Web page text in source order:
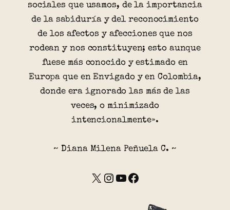
sociales que usamos, de la importancia
de la sabiduría y del reconocimiento
de los afectos y afecciones que nos
rodean y nos constituyen; esto aunque
fuese más conocido y estimado en
Europa que en Envigado y en Colombia,
donde era ignorado las más de las
veces, o minimizado
intencionalmente».
~ Diana Milena Peñuela C. ~
X Instagram YouTube Facebook